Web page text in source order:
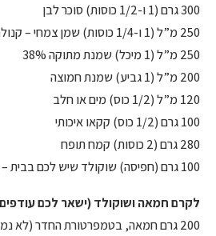
300 גרם (1 ו-1/2 כוסות) סוכר לבן
250 מ”ל (1 ו-1/4 כוסות) שמן צמחי – קנולה/סויה/חמניות
250 מ”ל (1 מיכל) שמנת מתוקה 38%
200 מ”ל (1 גביע) שמנת חמוצה
120 מ”ל (1/2 כוס) מים או חלב
100 גרם (1/2 כוס) קקאו איכותי
280 גרם (2 כוסות) קמח תופח
100 גרם (חפיסה) שוקולד שיש לכם בבית – הסבר בהערות
לקרם חמאה ושוקולד (ישאר לכם
200 גרם חמאה, בטמפרטורת החדר (לא נמסה, רכה)